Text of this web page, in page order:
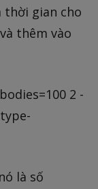
thời gian cho
thêm vào
2 -
là số